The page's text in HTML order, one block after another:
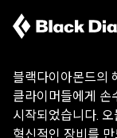
블랙다이아몬드의
클라이머들에게 손
시작되었습니다.
혁신적인 장비를